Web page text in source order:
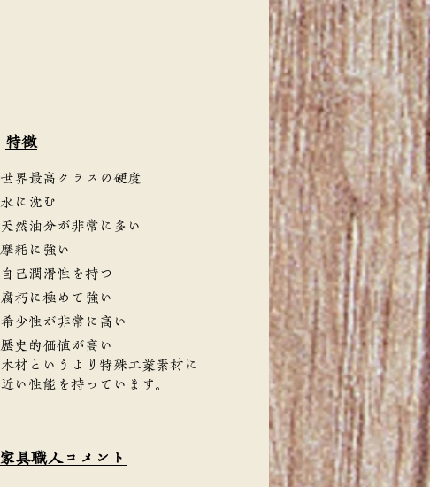
​特徴
世界最高クラスの硬度
水に沈む
天然油分が非常に多い
摩耗に強い
自己潤滑性を持つ
腐朽に極めて強い
希少性が非常に高い
歴史的価値が高い
木材というより特殊工業素材に
近い性能を持っています。
家具職人コメント